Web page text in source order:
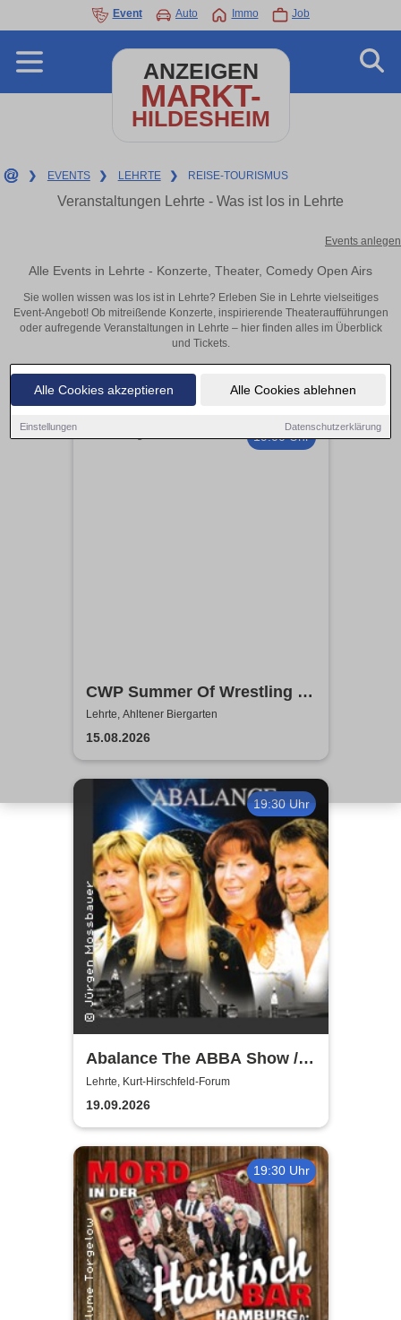
Alle Cookies akzeptieren Alle Cookies ablehnen
Einstellungen Datenschutzerklärung
Event Auto Immo Job
ANZEIGEN
MARKT-
HILDESHEIM
❯ EVENTS ❯ LEHRTE ❯ REISE-TOURISMUS
Veranstaltungen Lehrte - Was ist los in Lehrte
Events anlegen
Alle Events in Lehrte - Konzerte, Theater, Comedy Open Airs
Sie wollen wissen was los ist in Lehrte? Erleben Sie in Lehrte vielseitiges
Event-Angebot! Ob mitreißende Konzerte, inspirierende Theateraufführungen
oder aufregende Veranstaltungen in Lehrte – hier finden alles im Überblick
und Tickets.
19:00 Uhr
CWP Summer Of Wrestling -
Open Air
Lehrte, Ahltener Biergarten
15.08.2026
19:30 Uhr
Abalance The ABBA Show /
Revival Show - a tribute to
ABBA
Lehrte, Kurt-Hirschfeld-Forum
19.09.2026
19:30 Uhr